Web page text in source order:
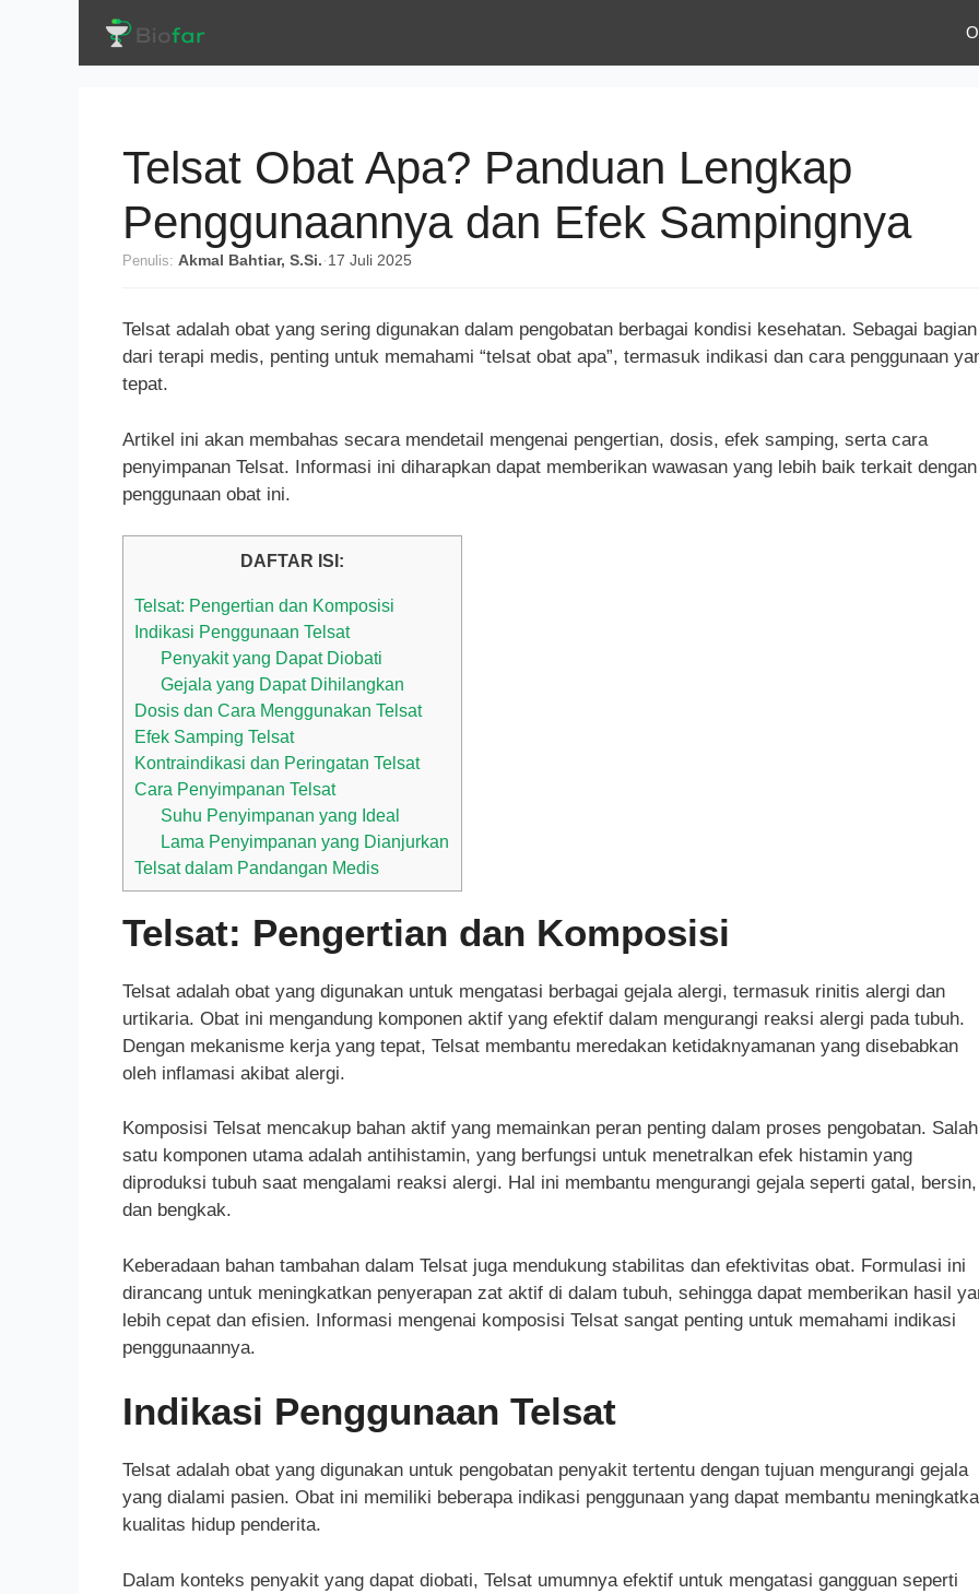
Telsat Obat Apa? Panduan Lengkap
Penggunaannya dan Efek Sampingnya
Penulis: Akmal Bahtiar, S.Si. · 17 Juli 2025
Telsat adalah obat yang sering digunakan dalam pengobatan berbagai kondisi kesehatan. Sebagai bagian
dari terapi medis, penting untuk memahami “telsat obat apa”, termasuk indikasi dan cara penggunaan
tepat.
Artikel ini akan membahas secara mendetail mengenai pengertian, dosis, efek samping, serta cara
penyimpanan Telsat. Informasi ini diharapkan dapat memberikan wawasan yang lebih baik terkait dengan
penggunaan obat ini.
DAFTAR ISI:
Telsat: Pengertian dan Komposisi
Indikasi Penggunaan Telsat
Penyakit yang Dapat Diobati
Gejala yang Dapat Dihilangkan
Dosis dan Cara Menggunakan Telsat
Efek Samping Telsat
Kontraindikasi dan Peringatan Telsat
Cara Penyimpanan Telsat
Suhu Penyimpanan yang Ideal
Lama Penyimpanan yang Dianjurkan
Telsat dalam Pandangan Medis
Telsat: Pengertian dan Komposisi
Telsat adalah obat yang digunakan untuk mengatasi berbagai gejala alergi, termasuk rinitis alergi dan
urtikaria. Obat ini mengandung komponen aktif yang efektif dalam mengurangi reaksi alergi pada tubuh.
Dengan mekanisme kerja yang tepat, Telsat membantu meredakan ketidaknyamanan yang disebabkan
oleh inflamasi akibat alergi.
Komposisi Telsat mencakup bahan aktif yang memainkan peran penting dalam proses pengobatan. Salah
satu komponen utama adalah antihistamin, yang berfungsi untuk menetralkan efek histamin yang
diproduksi tubuh saat mengalami reaksi alergi. Hal ini membantu mengurangi gejala seperti gatal, bersin,
dan bengkak.
Keberadaan bahan tambahan dalam Telsat juga mendukung stabilitas dan efektivitas obat. Formulasi ini
dirancang untuk meningkatkan penyerapan zat aktif di dalam tubuh, sehingga dapat memberikan hasil
lebih cepat dan efisien. Informasi mengenai komposisi Telsat sangat penting untuk memahami indikasi
penggunaannya.
Indikasi Penggunaan Telsat
Telsat adalah obat yang digunakan untuk pengobatan penyakit tertentu dengan tujuan mengurangi gejala
yang dialami pasien. Obat ini memiliki beberapa indikasi penggunaan yang dapat membantu
kualitas hidup penderita.
Dalam konteks penyakit yang dapat diobati, Telsat umumnya efektif untuk mengatasi gangguan seperti